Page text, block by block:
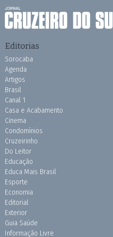
Editorias
Sorocaba
Agenda
Artigos
Brasil
Canal 1
Casa e Acabamento
Cinema
Condomínios
Cruzeirinho
Do Leitor
Educação
Educa Mais Brasil
Esporte
Economia
Editorial
Exterior
Guia Saúde
Informação Livre